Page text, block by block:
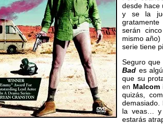
desde hace
y se la
serán
mismo
serie tiene
Seguro
Bad es
que su
en Malcom
quizás,
la veas… y
estarás